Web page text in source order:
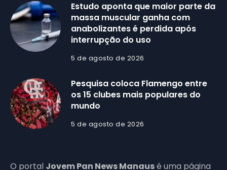
Estudo aponta que maior parte da
massa muscular ganha com
anabolizantes é perdida após
interrupção do uso
5 de agosto de 2026
Pesquisa coloca Flamengo entre
os 15 clubes mais populares do
mundo
5 de agosto de 2026
O portal Jovem Pan News Manausé uma página